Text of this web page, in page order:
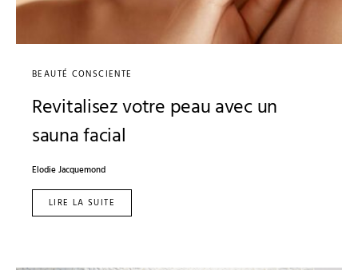
BEAUTÉ CONSCIENTE
Revitalisez votre peau avec un
sauna facial
Elodie Jacquemond
LIRE LA SUITE